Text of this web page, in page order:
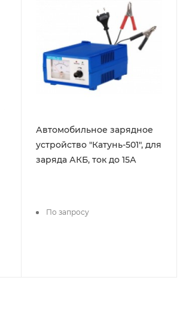
Автомобильное зарядное
устройство "Катунь-501", для
заряда АКБ, ток до 15А
По запросу